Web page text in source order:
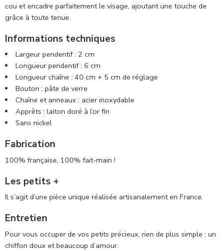
cou et encadre parfaitement le visage, ajoutant une touche de
grâce à toute tenue.
Informations techniques
Largeur pendentif : 2 cm
Longueur pendentif : 6 cm
Longueur chaîne : 40 cm + 5 cm de réglage
Bouton : pâte de verre
Chaîne et anneaux : acier inoxydable
Apprêts : laiton doré à l’or fin
Sans nickel
Fabrication
100% française, 100% fait-main !
Les petits +
Il s’agit d’une pièce unique réalisée artisanalement en France.
Entretien
Pour vous occuper de vos petits précieux, rien de plus simple : un
chiffon doux et beaucoup d’amour.